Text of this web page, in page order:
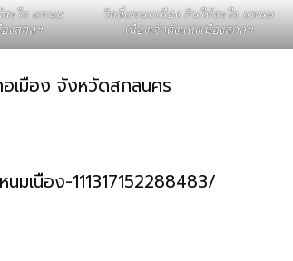
ะใจ แหนม
องสกลฯ
วิลลี่แหนมเนือง กินให้สะใจ แหนม
เนืองเจ้าดังแห่งเมืองสกลฯ
เมือง จังหวัดสกลนคร
เนือง-111317152288483/